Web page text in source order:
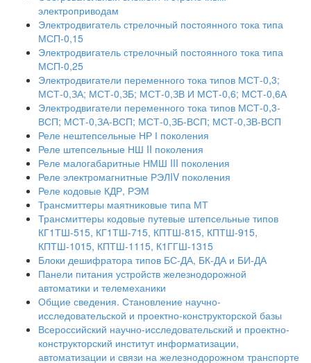
электроприводам
Электродвигатель стрелочный постоянного тока типа
МСП-0,15
Электродвигатель стрелочный постоянного тока типа
МСП-0,25
Электродвигатели переменного тока типов МСТ-0,3;
МСТ-0,ЗА; МСТ-0,ЗБ; МСТ-0,ЗВ И МСТ-0,6; МСТ-0,6А
Электродвигатели переменного тока типов МСТ-0,3-
ВСП; МСТ-0,ЗА-ВСП; МСТ-0,ЗБ-ВСП; МСТ-0,ЗВ-ВСП
Реле нештепсельные НР І поколения
Реле штепсельные НШ II поколения
Реле малогабаритные НМШ III поколения
Реле электромагнитные РЭЛIV поколения
Реле кодовые КДР, РЭМ
Трансмиттеры маятниковые типа МТ
Трансмиттеры кодовые путевые штепсельные типов
КГ1ТШ-515, КГ1ТШ-715, КПТШ-815, КПТШ-915,
КПТШ-1015, КПТШ-1115, К1ГГШ-1315
Блоки дешифратора типов БС-ДА, БК-ДА и БИ-ДА
Панели питания устройств железнодорожной
автоматики и телемеханики
Общие сведения. Становление научно-
исследовательской и проектно-конструкторской базы
Всероссийский научно-исследовательский и проектно-
конструкторский институт информатизации,
автоматизации и связи на железнодорожном транспорте